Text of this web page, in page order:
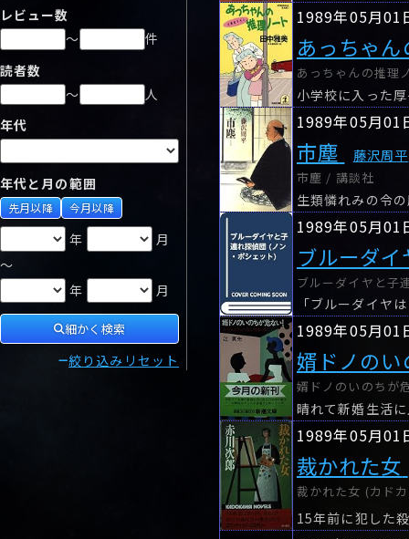
レビュー数
～
件
読者数
～
人
年代
年代と月の範囲
先月以降 今月以降
年
月
～
年
月
細かく検索
絞り込みリセット
1989年05月01
あっちゃん
あっちゃんの推理
小学校に入った
1989年05月01
市塵 藤沢周平
市塵 / 講談社
1989年05月01
ブルーダ
ブルーダイヤと子
「ブルーダイヤ
1989年05月01
婿ドノのい
婿ドノのいのちが
1989年05月01
裁かれた女
裁かれた女 (カド
15年前に犯した